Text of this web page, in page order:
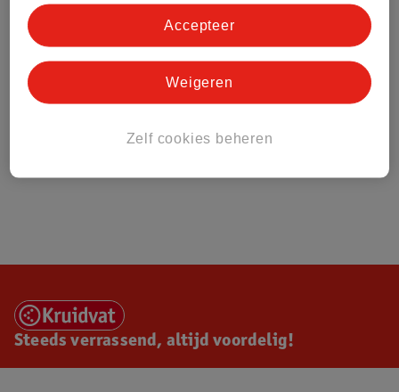
Steeds verrassend, altijd voordelig!
Zelf cookies beheren
Weigeren
Accepteer